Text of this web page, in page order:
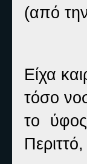
(από
Είχα
τόσο
το